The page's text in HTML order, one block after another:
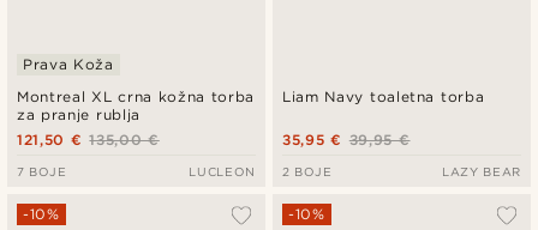
Montreal XL crna kožna torba
za pranje rublja
Prava Koža
135,00 €
121,50 €
7 BOJE LUCLEON
Liam Navy toaletna torba
39,95 €
35,95 €
2 BOJE LAZY BEAR
-10% -10%